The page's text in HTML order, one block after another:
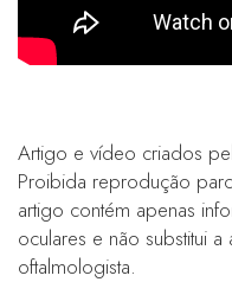
Artigo e vídeo criados
Proibida reprodução
artigo contém apenas
oculares e não substitui
oftalmologista.